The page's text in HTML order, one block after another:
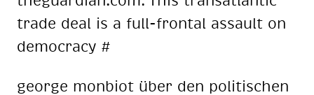
trade deal is a full-fron­tal as­sault on
de­mo­cra­cy #
ge­or­ge mon­bi­ot über den po­li­ti­schen